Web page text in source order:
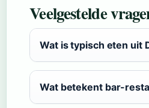
Veelgestelde
Wat is typisch eten uit
Wat betekent bar-